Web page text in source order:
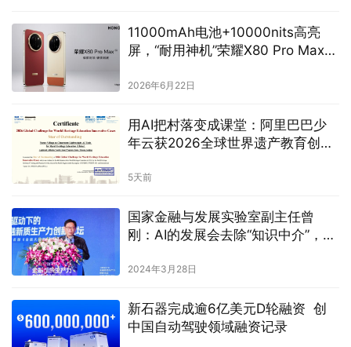
11000mAh电池+10000nits高亮
屏，“耐用神机”荣耀X80 Pro Max发
2026年6月22日
用AI把村落变成课堂：阿里巴巴少
年云获2026全球世界遗产教育创新
5天前
国家金融与发展实验室副主任曾
刚：AI的发展会去除“知识中介”，金
模式
2024年3月28日
新石器完成逾6亿美元D轮融资 创
中国自动驾驶领域融资记录